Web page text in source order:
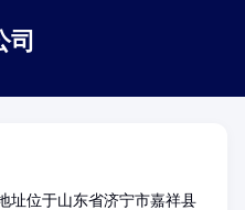
司
址位于山东省济宁市嘉祥县